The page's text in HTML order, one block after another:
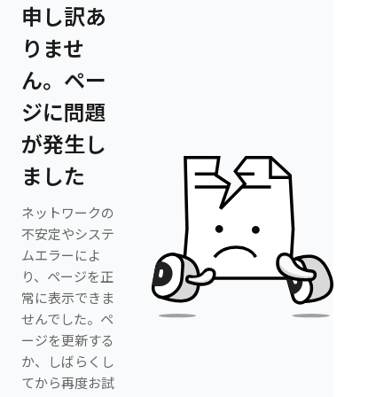
申し訳あ
りませ
ん。ペー
ジに問題
が発生し
ました
ネットワークの
不安定やシステ
ムエラーによ
り、ページを正
常に表示できま
せんでした。ペ
ージを更新する
か、しばらくし
てから再度お試